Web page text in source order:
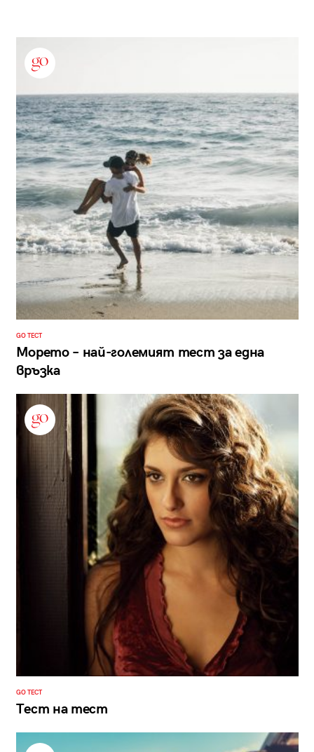
GO ТЕСТ
Морето – най-големият тест за една
връзка
GO ТЕСТ
Тест на тест